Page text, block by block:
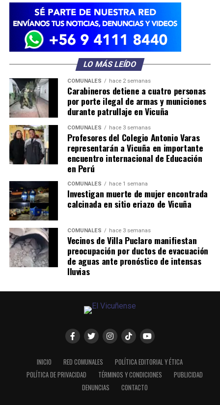
LO MÁS LEÍDO
COMUNALES hace 2 semanas
Carabineros detiene a cuatro personas
por porte ilegal de armas y municiones
durante patrullaje en Vicuña
COMUNALES hace 3 semanas
Profesores del Colegio Antonio Varas
representarán a Vicuña en importante
encuentro internacional de Educación
en Perú
COMUNALES hace 1 semana
Investigan muerte de mujer encontrada
calcinada en sitio eriazo de Vicuña
COMUNALES hace 3 semanas
Vecinos de Villa Puclaro manifiestan
preocupación por ductos de evacuación
de aguas ante pronóstico de intensas
lluvias
INICIO RED COMUNALES
POLÍTICA EDITORIAL Y ÉTICA
POLÍTICA DE PRIVACIDAD
TÉRMINOS Y CONDICIONES
PUBLICIDAD
DENUNCIAS
CONTACTO